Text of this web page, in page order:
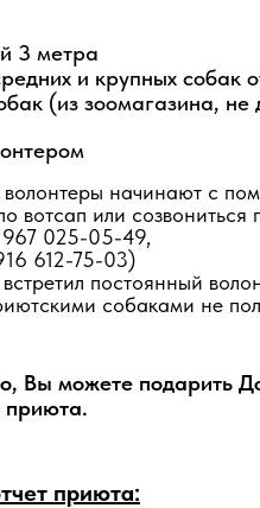
3 метра
и крупных собак
(из зоомагазина, не
Вы можете подарить
приюта.
начинают с
вотсап или
025-05-49,
612-75-03)
постоянный
собаками не
приюта: